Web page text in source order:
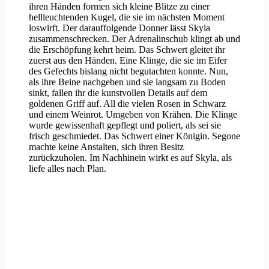
ihren Händen formen sich kleine Blitze zu einer
hellleuchtenden Kugel, die sie im nächsten Moment
loswirft. Der darauffolgende Donner lässt Skyla
zusammenschrecken. Der Adrenalinschub klingt ab und
die Erschöpfung kehrt heim. Das Schwert gleitet ihr
zuerst aus den Händen. Eine Klinge, die sie im Eifer
des Gefechts bislang nicht begutachten konnte. Nun,
als ihre Beine nachgeben und sie langsam zu Boden
sinkt, fallen ihr die kunstvollen Details auf dem
goldenen Griff auf. All die vielen Rosen in Schwarz
und einem Weinrot. Umgeben von Krähen. Die Klinge
wurde gewissenhaft gepflegt und poliert, als sei sie
frisch geschmiedet. Das Schwert einer Königin. Segone
machte keine Anstalten, sich ihren Besitz
zurückzuholen. Im Nachhinein wirkt es auf Skyla, als
liefe alles nach Plan.